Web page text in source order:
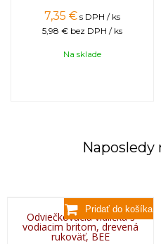
7,35 € s DPH / ks
5,98 € bez DPH / ks
Na sklade
Naposledy
Odviečkovacia vidlička s
vodiacim britom, drevená
rukoväť, BEE